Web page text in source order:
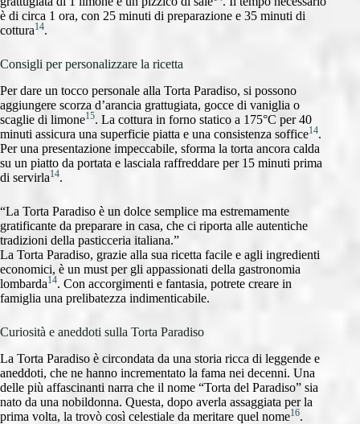
è di circa 1 ora, con 25 minuti di preparazione e 35 minuti di
cottura14.
Consigli per personalizzare la ricetta
Per dare un tocco personale alla Torta Paradiso, si possono
aggiungere scorza d’arancia grattugiata, gocce di vaniglia o
scaglie di limone15. La cottura in forno statico a 175°C per 40
minuti assicura una superficie piatta e una consistenza soffice14.
Per una presentazione impeccabile, sforma la torta ancora calda
su un piatto da portata e lasciala raffreddare per 15 minuti prima
di servirla14.
“La Torta Paradiso è un dolce semplice ma estremamente
gratificante da preparare in casa, che ci riporta alle autentiche
tradizioni della pasticceria italiana.”
La Torta Paradiso, grazie alla sua ricetta facile e agli ingredienti
economici, è un must per gli appassionati della gastronomia
lombarda14. Con accorgimenti e fantasia, potrete creare in
famiglia una prelibatezza indimenticabile.
Curiosità e aneddoti sulla Torta Paradiso
La Torta Paradiso è circondata da una storia ricca di leggende e
aneddoti, che ne hanno incrementato la fama nei decenni. Una
delle più affascinanti narra che il nome “Torta del Paradiso” sia
nato da una nobildonna. Questa, dopo averla assaggiata per la
prima volta, la trovò così celestiale da meritare quel nome16.